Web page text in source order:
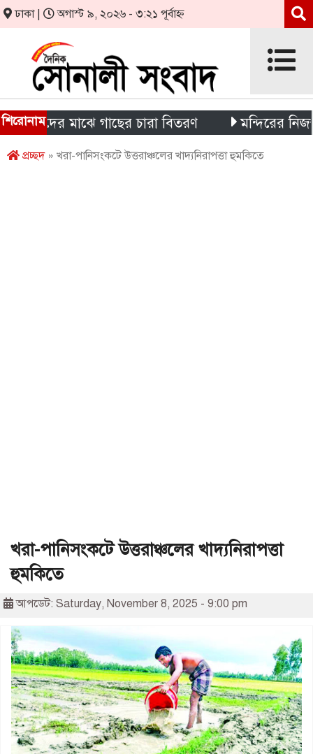
ঢাকা | অগাস্ট ৯, ২০২৬ - ৩:২১ পূর্বাহ্ন
শিরোনাম
মাঝে গাছের চারা বিতরণ মন্দিরের নিজস্ব জমি
প্রচ্ছদ» খরা-পানিসংকটে উত্তরাঞ্চলের খাদ্যনিরাপত্তা হুমকিতে
খরা-পানিসংকটে উত্তরাঞ্চলের খাদ্যনিরাপত্তা
হুমকিতে
আপডেট: Saturday, November 8, 2025 - 9:00 pm